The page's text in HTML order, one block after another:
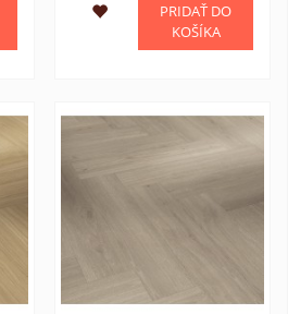
PRIDAŤ DO
KOŠÍKA